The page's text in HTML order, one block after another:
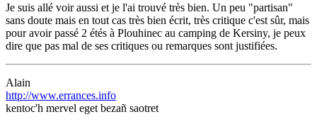
Je suis allé voir aussi et je l'ai trouvé très bien. Un peu "partisan"
sans doute mais en tout cas très bien écrit, très critique c'est sûr, mais
pour avoir passé 2 étés à Plouhinec au camping de Kersiny, je peux
dire que pas mal de ses critiques ou remarques sont justifiées.
Alain
http://www.errances.info
kentoc'h mervel eget bezañ saotret